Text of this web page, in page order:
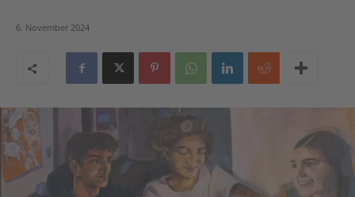
6. November 2024